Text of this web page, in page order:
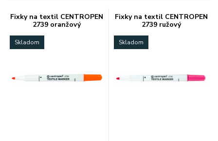
Fixky na textil CENTROPEN
2739 oranžový
Skladom
Fixky na textil CENTROPEN
2739 ružový
Skladom